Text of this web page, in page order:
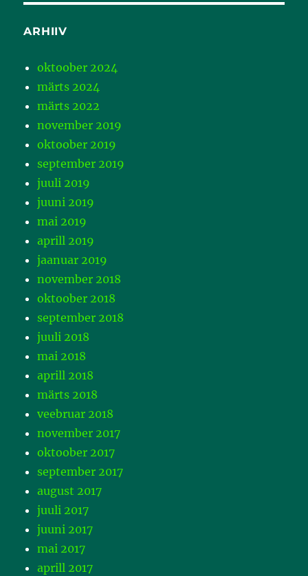
ARHIIV
oktoober 2024
märts 2024
märts 2022
november 2019
oktoober 2019
september 2019
juuli 2019
juuni 2019
mai 2019
aprill 2019
jaanuar 2019
november 2018
oktoober 2018
september 2018
juuli 2018
mai 2018
aprill 2018
märts 2018
veebruar 2018
november 2017
oktoober 2017
september 2017
august 2017
juuli 2017
juuni 2017
mai 2017
aprill 2017